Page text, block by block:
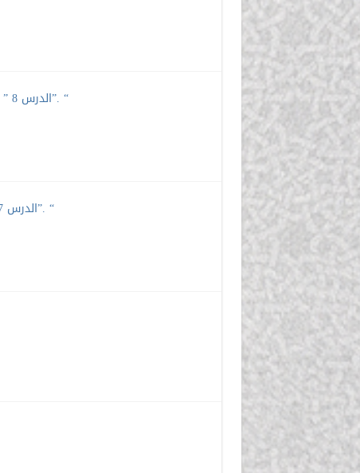
الدرس 8 ” من قول الناظم: “وَجَاءَ خُلْفُ فَالِق الْإِصْبَاحِ”، إلى: “مَعَ مَسَاكِنٍ تَزَّاوَرُ”. “
الدرس 7 ” من قول الناظم: “منْ آلِ عِمْرانٍ إلى الأعْرَافِ” إلى: “قُلْ والبُهْتَان”. “